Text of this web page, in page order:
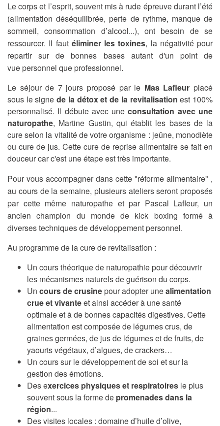
Le corps et l’esprit, souvent mis à rude épreuve durant l’été
(alimentation déséquilibrée, perte de rythme, manque de
sommeil, consommation d’alcool...), ont besoin de se
ressourcer. Il faut éliminer les toxines, la négativité pour
repartirsur de bonnes bases autant d'un point de
vuepersonnel que professionnel.
Le séjour de 7 jours proposé par le Mas Lafleurplacé
sous le signede la détox et de la revitalisation est 100%
personnalisé. Il débute avec uneconsultation avec une
naturopathe, Martine Gustin, qui établit les bases de la
cure selon la vitalité de votre organisme : jeûne, monodiète
ou cure de jus. Cette cure de reprise alimentaire se fait en
douceur car c'est une étape est très importante.
Pour vous accompagner dans cette "réforme alimentaire" ,
au cours de la semaine, plusieurs ateliers seront proposés
par cette même naturopathe et par Pascal Lafleur, un
ancien champion du monde de kick boxing formé à
diverses techniques de développement personnel.
Au programme de la cure de revitalisation :
Un cours théorique de naturopathie pour découvrir
les mécanismes naturels de guérison du corps.
Un cours de crusinepour adopter unealimentation
crue et vivanteet ainsi accéder à une santé
optimale et à de bonnes capacités digestives. Cette
alimentation est composée de légumes crus, de
graines germées, de jus de légumes et de fruits, de
yaourts végétaux, d’algues, de crackers…
Un cours sur le développement de soi et sur la
gestion des émotions.
Des exercices physiques et respiratoires le plus
souvent sous la forme de promenades dans la
région...
Des visites locales : domaine d’huile d’olive,